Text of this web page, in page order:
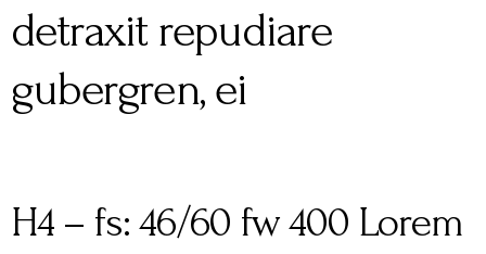
detraxit repudiare
gubergren, ei
H4 – fs: 46/60 fw 400 Lorem